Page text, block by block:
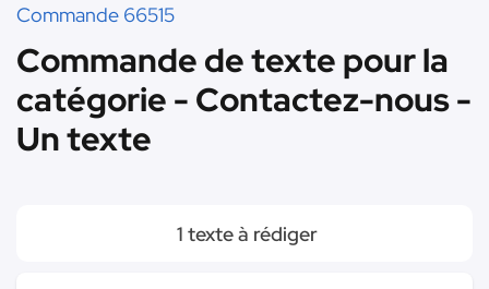
Commande 66515
Commande de texte pour la
catégorie - Contactez-nous -
Un texte
1 texte à rédiger